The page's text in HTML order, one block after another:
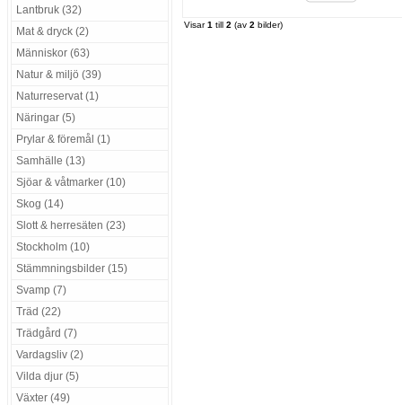
Lantbruk (32)
Mat & dryck (2)
Människor (63)
Natur & miljö (39)
Naturreservat (1)
Näringar (5)
Prylar & föremål (1)
Samhälle (13)
Sjöar & våtmarker (10)
Skog (14)
Slott & herresäten (23)
Stockholm (10)
Stämmningsbilder (15)
Svamp (7)
Träd (22)
Trädgård (7)
Vardagsliv (2)
Vilda djur (5)
Växter (49)
Visar1 till 2 (av 2 bilder)